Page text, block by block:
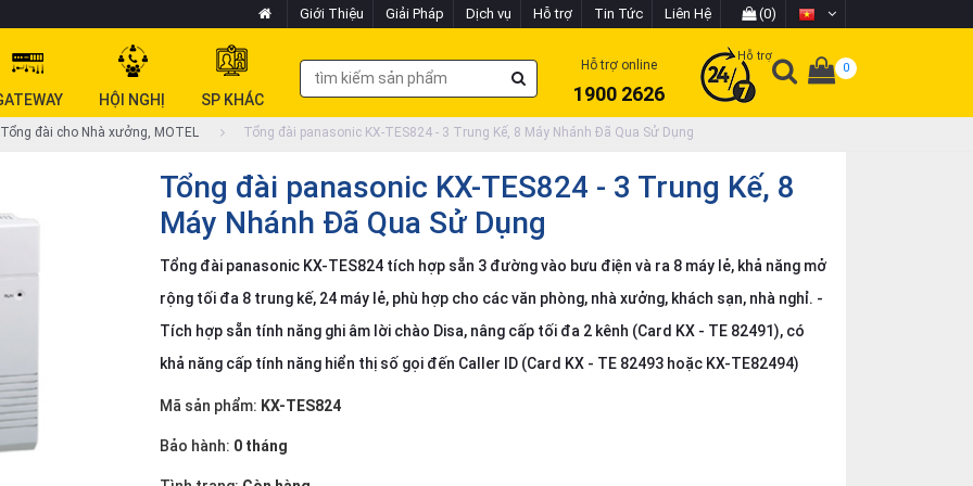
Giới Thiệu Giải Pháp Dịch vụ Hỗ trợ Tin Tức Liên Hệ (0)
HỘI NGHỊ SP KHÁC
Hỗ trợ online
1900 2626
Hỗ trợ
0
Tổng đài cho Nhà xưởng, MOTEL Tổng đài panasonic KX-TES824 - 3 Trung Kế, 8 Máy Nhánh Đã Qua Sử Dụng
Tổng đài panasonic KX-TES824 - 3 Trung Kế, 8
Máy Nhánh Đã Qua Sử Dụng
Tổng đài panasonic KX-TES824 tích hợp sẵn 3 đường vào bưu điện và ra 8 máy lẻ, khả năng mở
rộng tối đa 8 trung kế, 24 máy lẻ, phù hợp cho các văn phòng, nhà xưởng, khách sạn, nhà nghỉ. -
Tích hợp sẵn tính năng ghi âm lời chào Disa, nâng cấp tối đa 2 kênh (Card KX - TE 82491), có
khả năng cấp tính năng hiển thị số gọi đến Caller ID (Card KX - TE 82493 hoặc KX-TE82494)
Mã sản phẩm: KX-TES824
Bảo hành: 0 tháng